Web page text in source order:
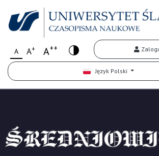
A A+ A++
Język Polski